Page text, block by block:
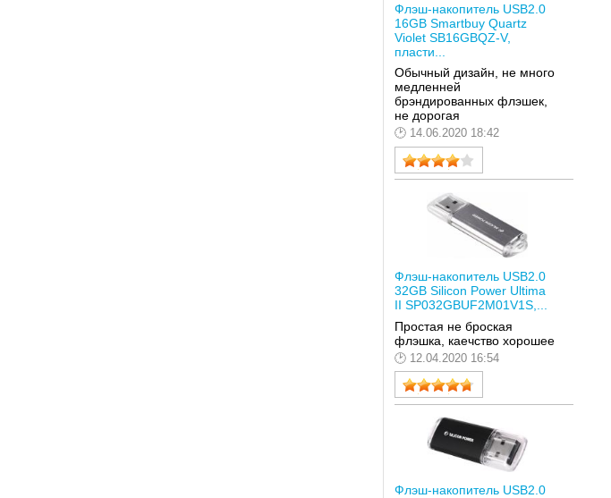
Флэш-накопитель USB2.0
16GB Smartbuy Quartz
Violet SB16GBQZ-V,
пласти...
Обычный дизайн, не много
медленней
брэндированных флэшек,
не дорогая
14.06.2020 18:42
Флэш-накопитель USB2.0
32GB Silicon Power Ultima
II SP032GBUF2M01V1S,...
Простая не броская
флэшка, каечство хорошее
12.04.2020 16:54
Флэш-накопитель USB2.0